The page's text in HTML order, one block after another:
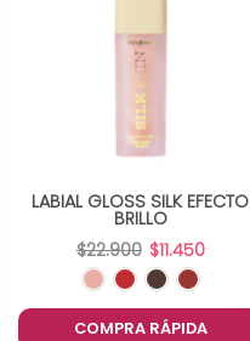
LABIAL GLOSS SILK EFECTO
BRILLO
$22.900 $11.450
COMPRA RÁPIDA